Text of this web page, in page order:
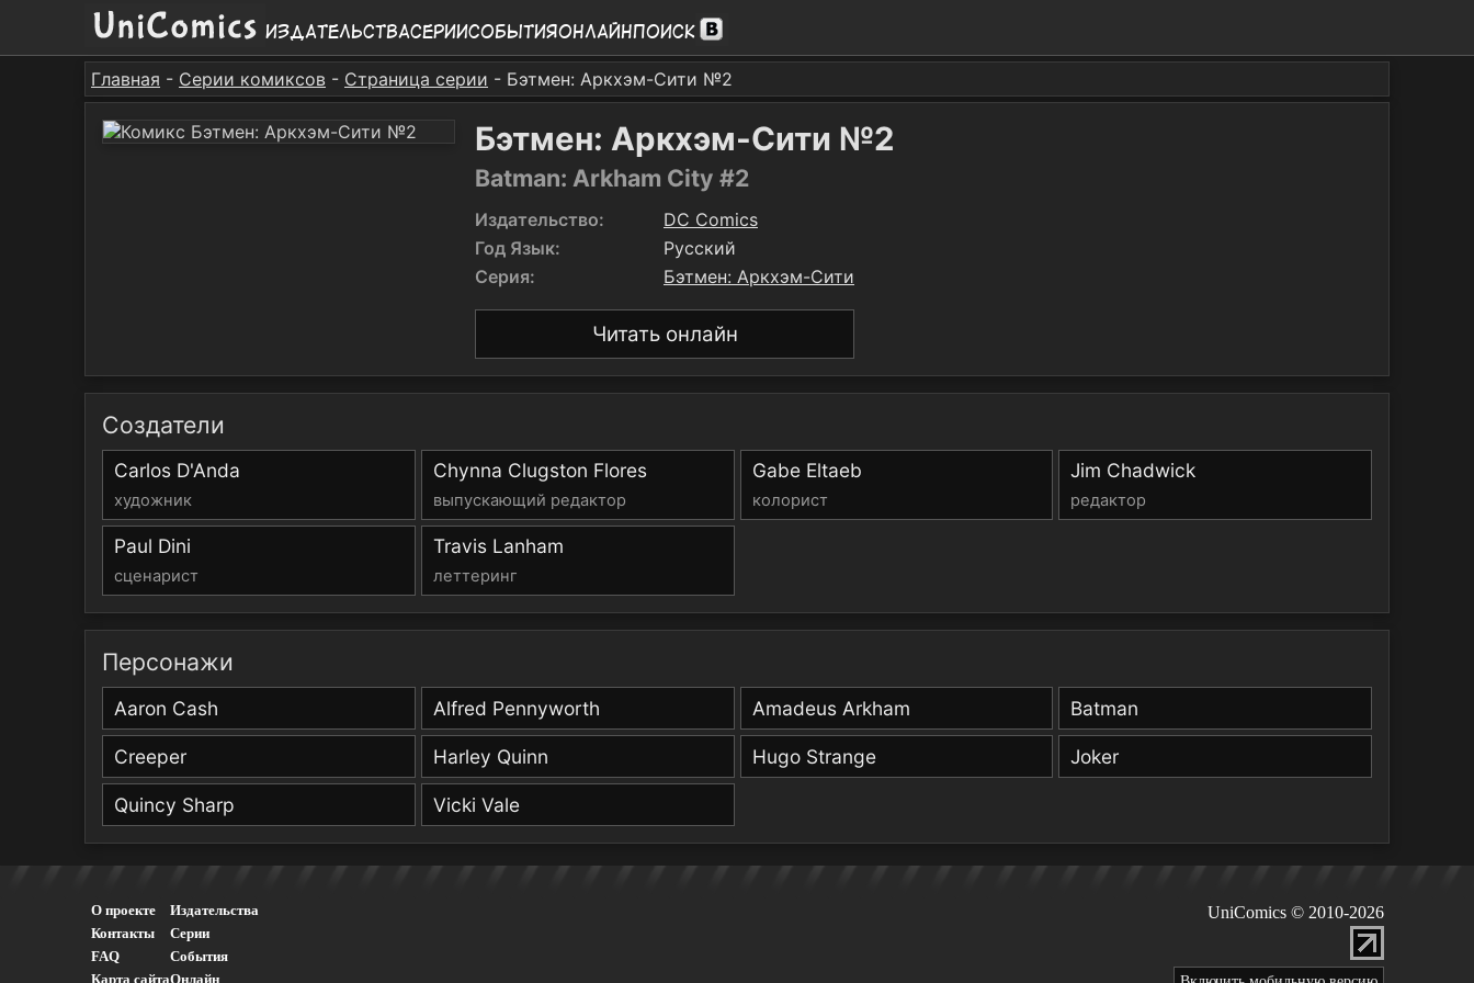
ИздательстваСерииСобытияОнлайнПоиск
Главная - Серии комиксов - Страница серии - Бэтмен: Аркхэм-Сити №2
Бэтмен: Аркхэм-Сити №2
Batman: Arkham City #2
Издательство:
DC Comics
Год Язык:
Русский
Серия:
Бэтмен: Аркхэм-Сити
Читать онлайн
Создатели
Carlos D'Anda
художник
Chynna Clugston Flores
выпускающий редактор
Gabe Eltaeb
колорист
Jim Chadwick
редактор
Paul Dini
сценарист
Travis Lanham
леттеринг
Персонажи
Aaron Cash Alfred Pennyworth Amadeus Arkham Batman
Creeper Harley Quinn Hugo Strange Joker
Quincy Sharp Vicki Vale
О проекте
Контакты
FAQ
Карта сайта
Издательства
Серии
События
Онлайн
UniComics © 2010-2026